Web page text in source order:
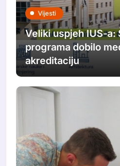
Vijesti
Veliki uspjeh IUS-a:
programa dobilo
akreditaciju